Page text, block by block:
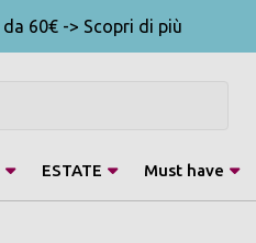
da 60€ -> Scopri di più
ESTATE Must have